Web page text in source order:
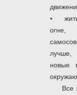
⦁ жить
новые
Все